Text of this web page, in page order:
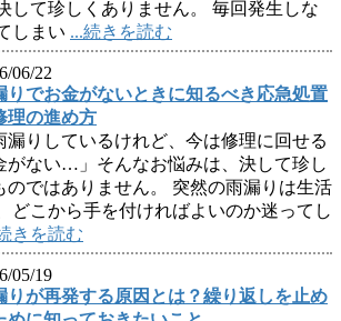
して珍しくありません。 毎回発生しな
しまい ...続きを読む
06/22
りでお金がないときに知るべき応急処置
理の進め方
漏りしているけれど、今は修理に回せる
がない…」そんなお悩みは、決して珍し
のではありません。 突然の雨漏りは生活
どこから手を付ければよいのか迷ってし
きを読む
05/19
りが再発する原因とは？繰り返しを止め